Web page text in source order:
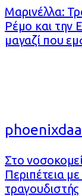
Μαρινέλλα:
Ρέμο και την
μαγαζί που
Στο
Περιπέτεια
τραγουδιστής